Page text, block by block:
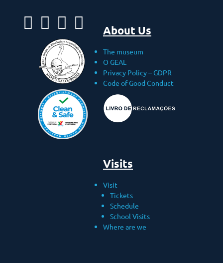
About Us
The museum
O GEAL
Privacy Policy – ​​GDPR
Code of Good Conduct
Visits
Visit
Tickets
Schedule
School Visits
Where are we